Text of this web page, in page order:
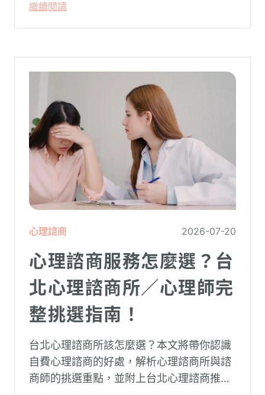
怪：「事情真的有這麼嚴重嗎？」
繼續閱讀
心理諮商 2026-07-20
心理諮商服務怎麼選？台
北心理諮商所／心理師完
整挑選指南！
台北心理諮商所該怎麼選？本文將帶你認識
自費心理諮商的好處，解析心理諮商所與諮
商師的挑選重點，並附上台北心理諮商推薦